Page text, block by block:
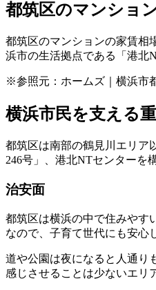
都筑区のマンショ
都筑区のマンションの家賃相
浜市の生活拠点である「港北
※参照元：ホームズ｜横浜市
横浜市民を支える
都筑区は南部の鶴見川エリア
246号」、港北NTセンターを
治安面
都筑区は横浜の中で住みやす
なので、子育て世代にも安心
道や公園は夜になると人通り
感じさせることは少ないエリ